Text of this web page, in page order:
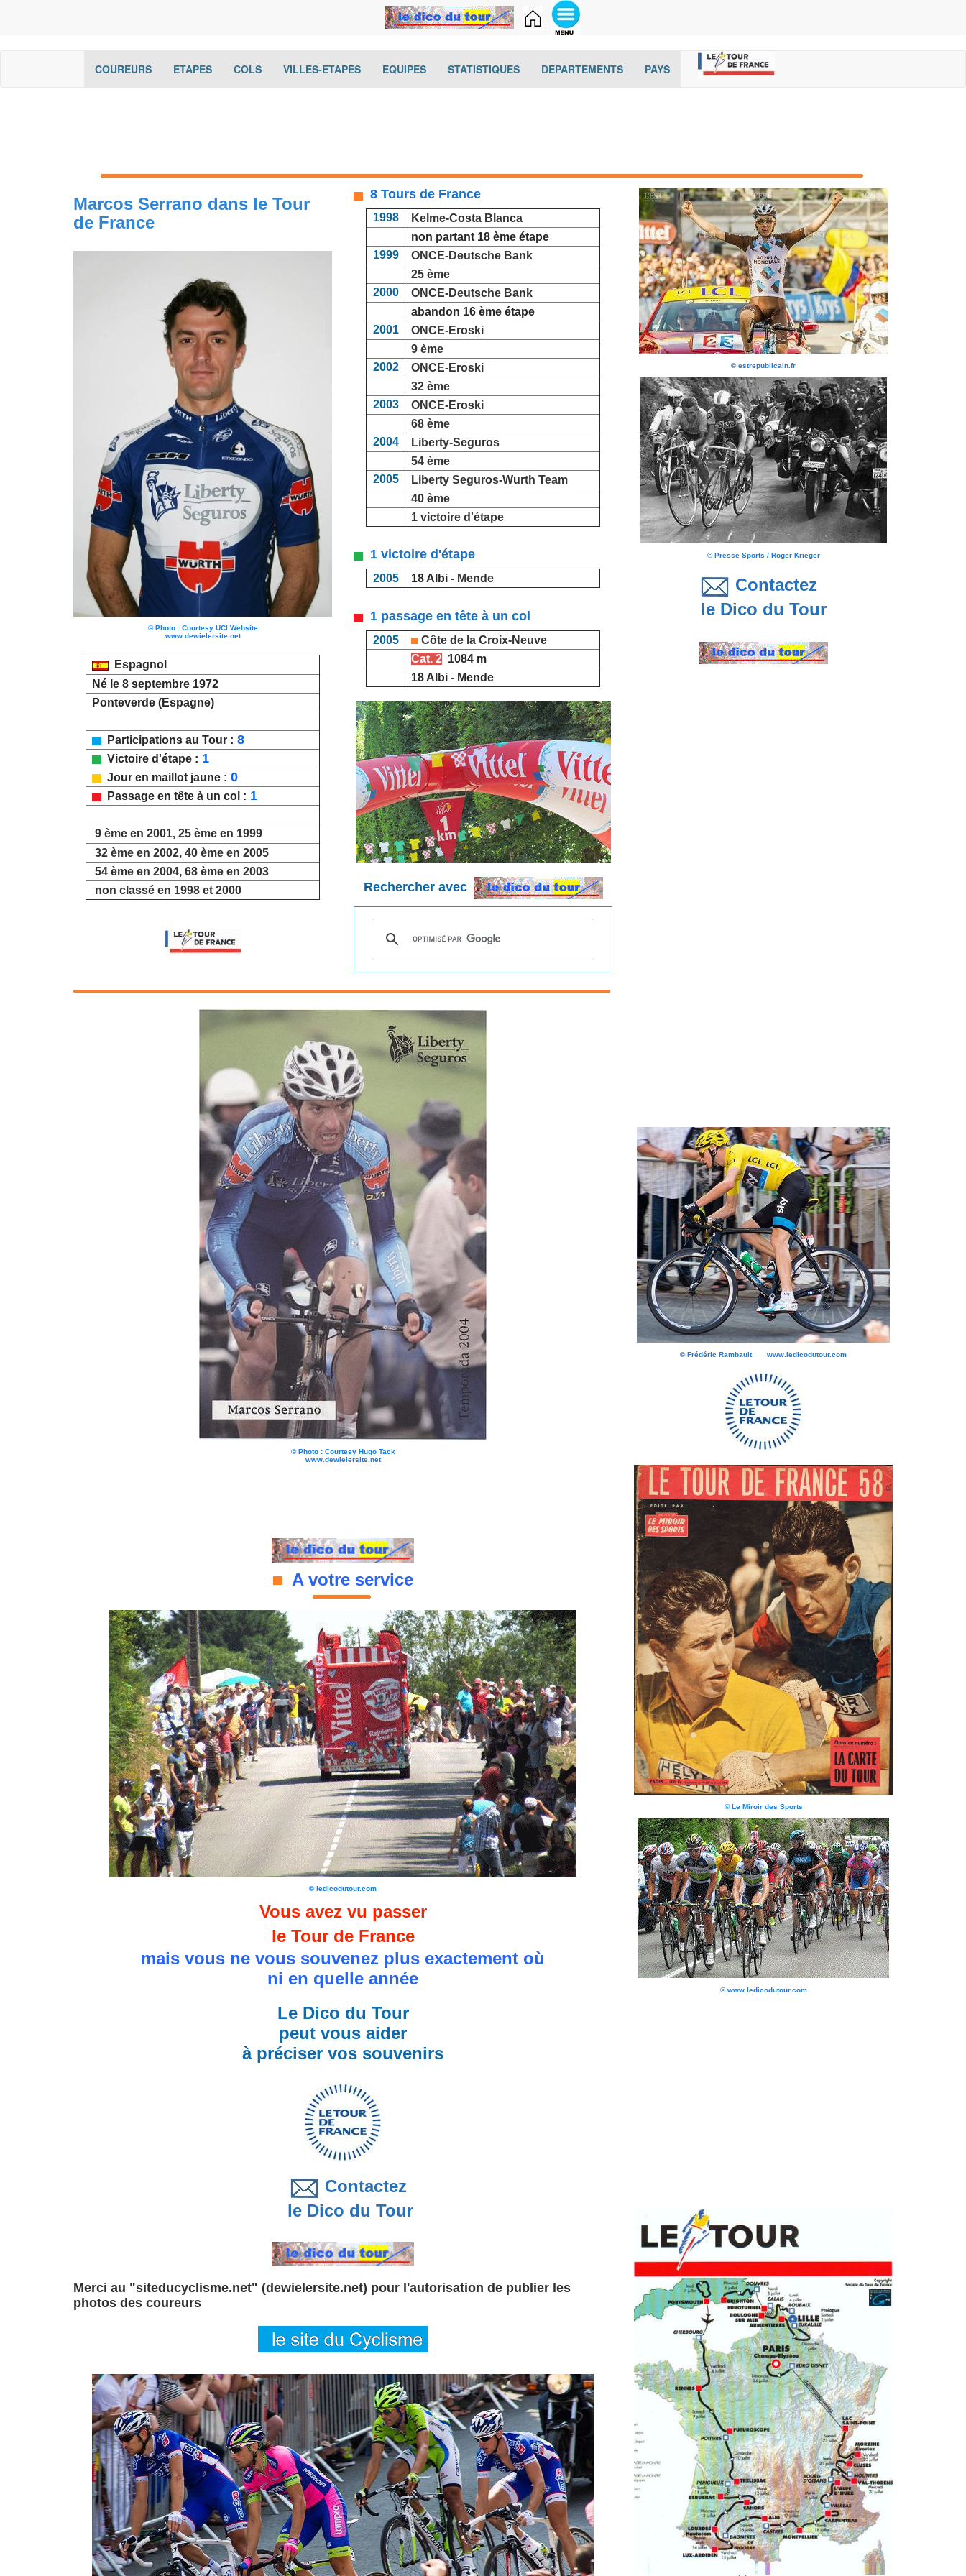
COUREURS(current)ETAPES(current)
COLS(current)VILLES-ETAPES(current)EQUIPES(current)STATISTIQUES(current)DEPARTEMENTS(current)
PAYS(cur
Marcos Serrano dans le Tour
de France
© Photo : Courtesy UCI Website
www.dewielersite.net
Espagnol
Né le 8 septembre 1972
Ponteverde (Espagne)
Participations au Tour : 8
Victoire d'étape : 1
Jour en maillot jaune : 0
Passage en tête à un col : 1
9 ème en 2001, 25 ème en 1999
32 ème en 2002, 40 ème en 2005
54 ème en 2004, 68 ème en 2003
non classé en 1998 et 2000
8 Tours de France
1998
Kelme-Costa Blanca
non partant 18 ème étape
1999
ONCE-Deutsche Bank
25 ème
2000
ONCE-Deutsche Bank
abandon 16 ème étape
2001
ONCE-Eroski
9 ème
2002
ONCE-Eroski
32 ème
2003
ONCE-Eroski
68 ème
2004
Liberty-Seguros
54 ème
2005
Liberty Seguros-Wurth Team
40 ème
1 victoire d'étape
1 victoire d'étape
2005 18 Albi - Mende
1 passage en tête à un col
2005
Côte de la Croix-Neuve
Cat. 2 1084 m
18 Albi - Mende
Rechercher avec
© Photo : Courtesy Hugo Tack
www.dewielersite.net
A votre service
© ledicodutour.com
Vous avez vu passer
le Tour de France
mais vous ne vous souvenez plus exactement où
ni en quelle année
Le Dico du Tour
peut vous aider
à préciser vos souvenirs
Contactez
le Dico du Tour
Merci au "siteducyclisme.net" (dewielersite.net) pour l'autorisation de publier les
photos des coureurs
© estrepublicain.fr
© Presse Sports / Roger Krieger
Contactez
le Dico du Tour
© Frédéric Rambault www.ledicodutour.com
© Le Miroir des Sports
© www.ledicodutour.com